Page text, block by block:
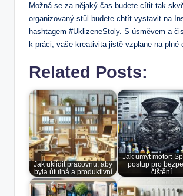
Možná se za‌ nějaký čas budete cítit tak
organizovaný stůl budete chtít vystavit na
hashtagem⁢ #UklizeneStoly. S​ úsměvem a
k práci, vaše kreativita jistě vzplane na⁢ plné
Related Posts:
Jak uklidit pracovnu, aby
byla útulná a produktivní
Jak umýt motor:
postup pro
čištění